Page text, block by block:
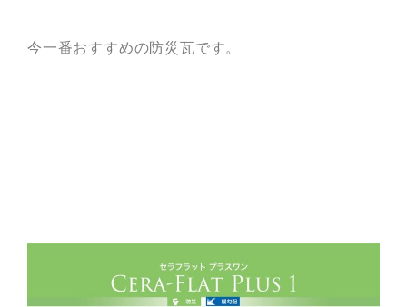
今一番おすすめの防災瓦です。